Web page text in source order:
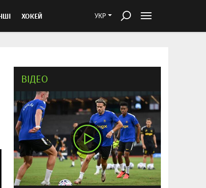
УКР
ХОКЕЙ
ВІДЕО